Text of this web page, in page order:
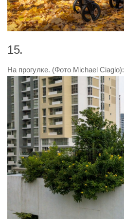
15.
На прогулке. (Фото Michael Ciaglo):